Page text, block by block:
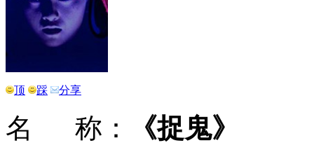
顶 踩 分享
名 称：
《捉鬼》